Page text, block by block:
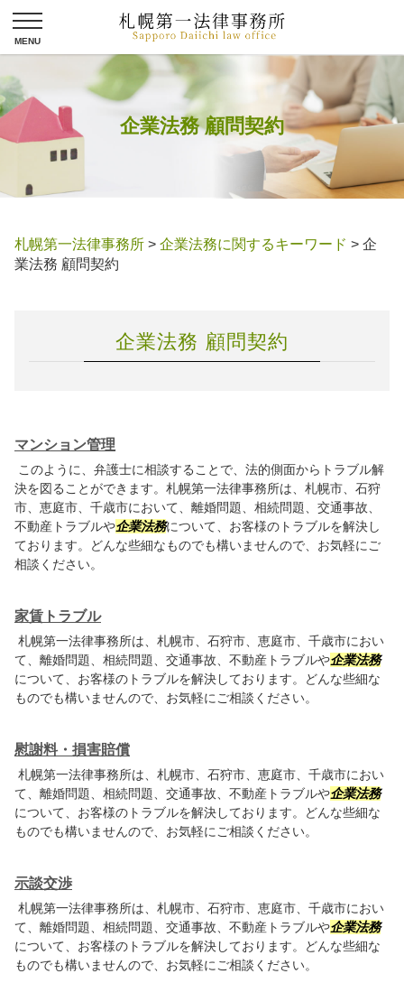
企業法務 顧問契約
札幌第一法律事務所 > 企業法務に関するキーワード > 企
業法務 顧問契約
企業法務 顧問契約
マンション管理
このように、弁護士に相談することで、法的側面からトラブル解
決を図ることができます。札幌第一法律事務所は、札幌市、石狩
市、恵庭市、千歳市において、離婚問題、相続問題、交通事故、
不動産トラブルや企業法務について、お客様のトラブルを解決し
ております。どんな些細なものでも構いませんので、お気軽にご
相談ください。
家賃トラブル
札幌第一法律事務所は、札幌市、石狩市、恵庭市、千歳市におい
て、離婚問題、相続問題、交通事故、不動産トラブルや企業法務
について、お客様のトラブルを解決しております。どんな些細な
ものでも構いませんので、お気軽にご相談ください。
慰謝料・損害賠償
札幌第一法律事務所は、札幌市、石狩市、恵庭市、千歳市におい
て、離婚問題、相続問題、交通事故、不動産トラブルや企業法務
について、お客様のトラブルを解決しております。どんな些細な
ものでも構いませんので、お気軽にご相談ください。
示談交渉
札幌第一法律事務所は、札幌市、石狩市、恵庭市、千歳市におい
て、離婚問題、相続問題、交通事故、不動産トラブルや企業法務
について、お客様のトラブルを解決しております。どんな些細な
ものでも構いませんので、お気軽にご相談ください。